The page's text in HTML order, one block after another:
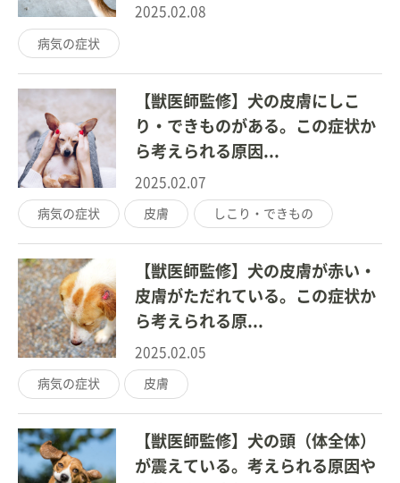
2025.02.08
病気の症状
【獣医師監修】犬の皮膚にしこ
り・できものがある。この症状か
ら考えられる原因...
2025.02.07
病気の症状 皮膚 しこり・できもの
【獣医師監修】犬の皮膚が赤い・
皮膚がただれている。この症状か
ら考えられる原...
2025.02.05
病気の症状 皮膚
【獣医師監修】犬の頭（体全体）
が震えている。考えられる原因や